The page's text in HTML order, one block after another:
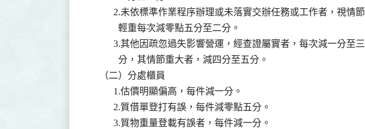
          2.未依標準作業程序辦理或未落實交辦任務或工作者，視情節
            輕重每次減零點五分至二分。
          3.其他因疏忽過失影響營運，經查證屬實者，每次減一分至三
            分，其情節重大者，減四分至五分。
    （二）分處櫃員
          1.估價明顯偏高，每件減一分。
          2.質借單登打有誤，每件減零點五分。
          3.質物重量登載有誤者，每件減一分。